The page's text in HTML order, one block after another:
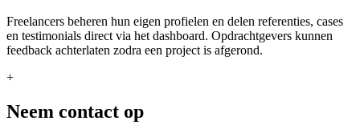
Freelancers beheren hun eigen profielen en delen referenties, cases
en testimonials direct via het dashboard. Opdrachtgevers kunnen
feedback achterlaten zodra een project is afgerond.
+
Neem contact op